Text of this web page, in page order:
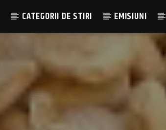
CATEGORII DE STIRI EMISIUNI